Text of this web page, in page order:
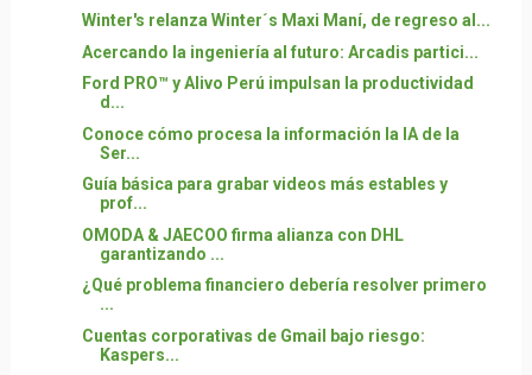
Winter's relanza Winter´s Maxi Maní, de regreso al...
Acercando la ingeniería al futuro: Arcadis partici...
Ford PRO™ y Alivo Perú impulsan la productividad
d...
Conoce cómo procesa la información la IA de la
Ser...
Guía básica para grabar videos más estables y
prof...
OMODA & JAECOO firma alianza con DHL
garantizando ...
¿Qué problema financiero debería resolver primero
...
Cuentas corporativas de Gmail bajo riesgo:
Kaspers...